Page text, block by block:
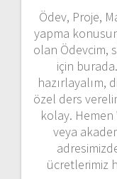
Ödev, Proje,
yapma
olan Ödevcim,
için
hazırlayalım,
özel ders
kolay.
veya
ücretlerimiz